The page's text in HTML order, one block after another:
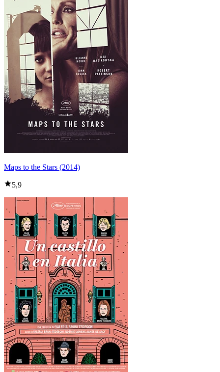
Maps to the Stars (2014)
5,9